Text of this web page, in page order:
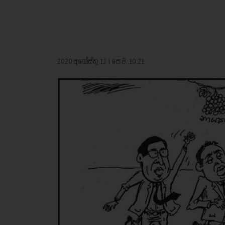
2020 අගෝස්තු 12 | පෙ.ව. 10:21